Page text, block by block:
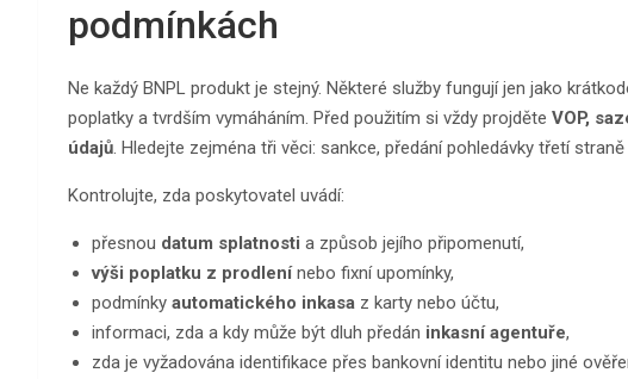
podmínkách
Ne každý BNPL produkt je stejný. Některé služby fungují jen jako
poplatky a tvrdším vymáháním. Před použitím si vždy projděte VOP,
údajů. Hledejte zejména tři věci: sankce, předání pohledávky třetí
Kontrolujte, zda poskytovatel uvádí:
přesnou datum splatnosti a způsob jejího připomenutí,
výši poplatku z prodlenínebo fixní upomínky,
podmínky automatického inkasa z karty nebo účtu,
informaci, zda a kdy může být dluh předán inkasní agentuře,
zda je vyžadována identifikace přes bankovní identitu nebo jiné